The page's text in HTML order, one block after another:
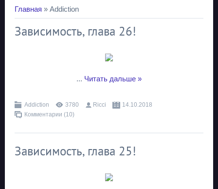
Главная » Addiction
Зависимость, глава 26!
... Читать дальше »
Addiction 3780 Ricci
14.10.2018
Комментарии (10)
Зависимость, глава 25!